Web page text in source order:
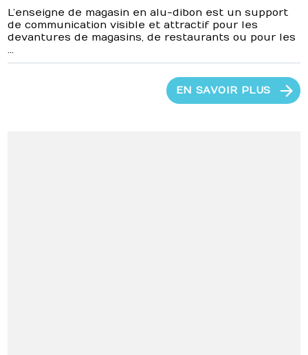
L’enseigne de magasin en alu-dibon est un support
de communication visible et attractif pour les
devantures de magasins, de restaurants ou pour les
EN SAVOIR PLUS